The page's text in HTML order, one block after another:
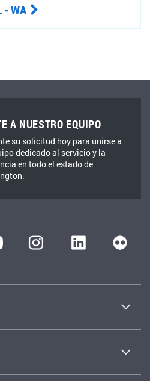
- WA
A NUESTRO EQUIPO
su solicitud hoy para unirse a
dedicado al servicio y la
en todo el estado de